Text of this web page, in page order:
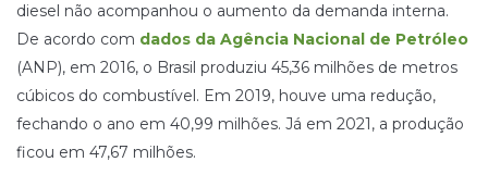
diesel não acompanhou o aumento da demanda interna.
De acordo com dados da Agência Nacional de Petróleo
(ANP), em 2016, o Brasil produziu 45,36 milhões de metros
cúbicos do combustível. Em 2019, houve uma redução,
fechando o ano em 40,99 milhões. Já em 2021, a produção
ficou em 47,67 milhões.